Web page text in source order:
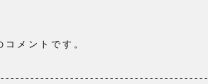
コメントです。